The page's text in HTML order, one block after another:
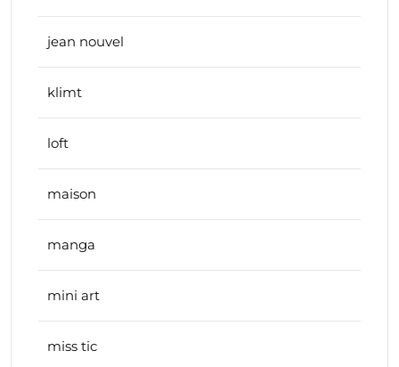
jean nouvel
klimt
loft
maison
manga
mini art
miss tic